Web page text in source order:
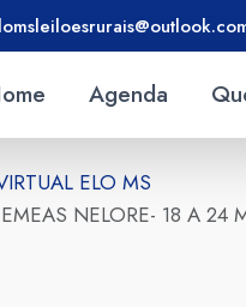
Agenda
ELO MS
NELORE- 18 A